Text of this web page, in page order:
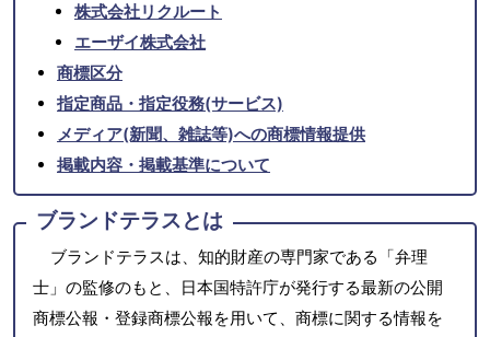
株式会社リクルート
エーザイ株式会社
商標区分
指定商品・指定役務(サービス)
メディア(新聞、雑誌等)への商標情報提供
掲載内容・掲載基準について
ブランドテラスとは
ブランドテラスは、知的財産の専門家である「弁理
士」の監修のもと、日本国特許庁が発行する最新の公開
商標公報・登録商標公報を用いて、商標に関する情報を